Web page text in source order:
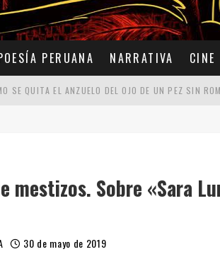
PERUANA NARRATIVA CINE
DE MÍ TU ESPEJISMO" (2025), DE ROMINA SILMAN
mestizos. Sobre «Sara
30 de mayo de 2019